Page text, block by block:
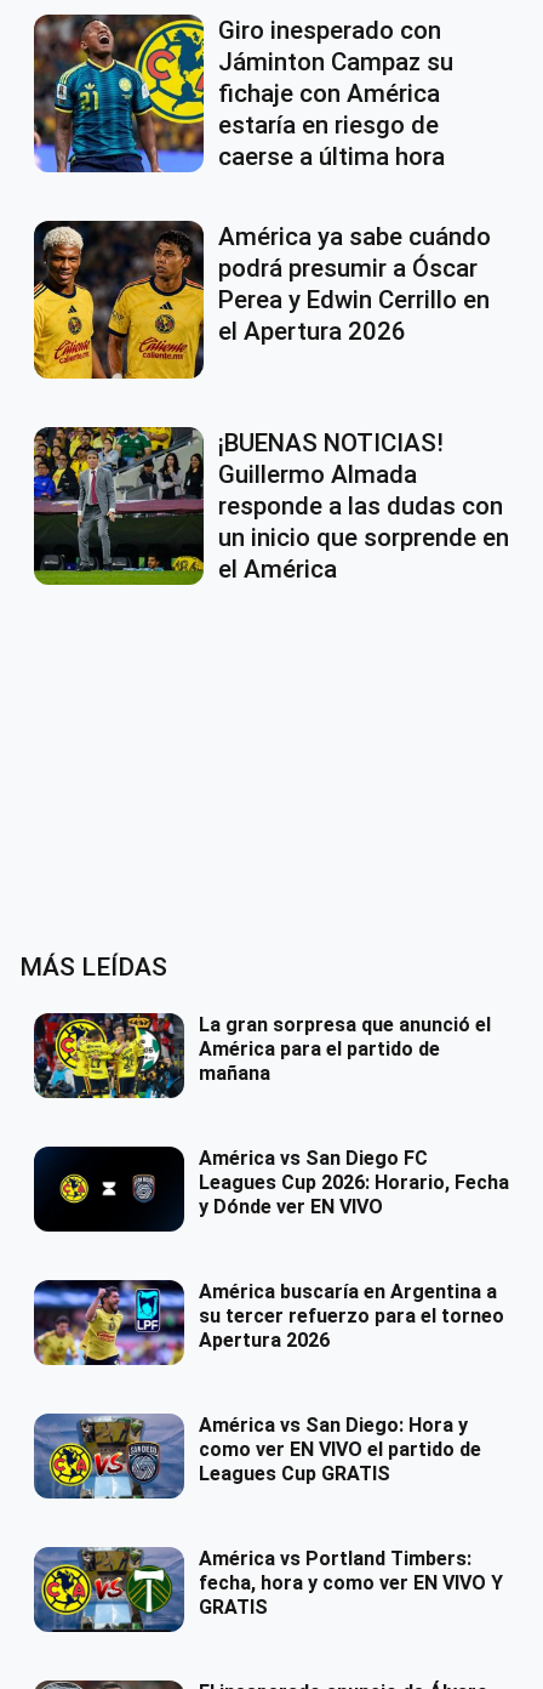
Giro inesperado con
Jáminton Campaz su
fichaje con América
estaría en riesgo de
caerse a última hora
América ya sabe cuándo
podrá presumir a Óscar
Perea y Edwin Cerrillo en
el Apertura 2026
¡BUENAS NOTICIAS!
Guillermo Almada
responde a las dudas con
un inicio que sorprende en
el América
MÁS LEÍDAS
La gran sorpresa que anunció el
América para el partido de
mañana
América vs San Diego FC
Leagues Cup 2026: Horario, Fecha
y Dónde ver EN VIVO
América buscaría en Argentina a
su tercer refuerzo para el torneo
Apertura 2026
América vs San Diego: Hora y
como ver EN VIVO el partido de
Leagues Cup GRATIS
América vs Portland Timbers:
fecha, hora y como ver EN VIVO Y
GRATIS